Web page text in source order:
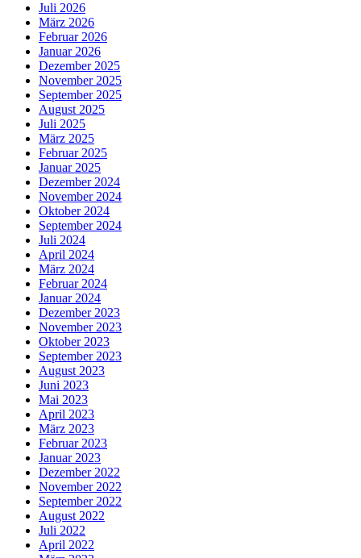
Juli 2026
März 2026
Februar 2026
Januar 2026
Dezember 2025
November 2025
September 2025
August 2025
Juli 2025
März 2025
Februar 2025
Januar 2025
Dezember 2024
November 2024
Oktober 2024
September 2024
Juli 2024
April 2024
März 2024
Februar 2024
Januar 2024
Dezember 2023
November 2023
Oktober 2023
September 2023
August 2023
Juni 2023
Mai 2023
April 2023
März 2023
Februar 2023
Januar 2023
Dezember 2022
November 2022
September 2022
August 2022
Juli 2022
April 2022